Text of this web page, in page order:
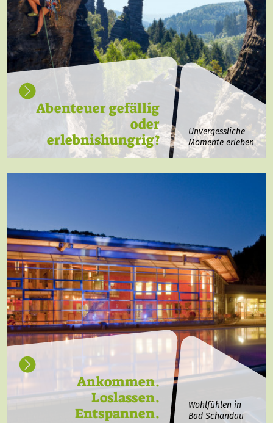
Abenteuer gefällig
oder
erlebnishungrig?
Unvergessliche
Momente erleben
Ankommen.
Loslassen.
Entspannen.
Wohlfühlen in
Bad Schandau